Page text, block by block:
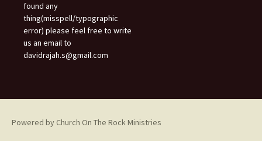
found any
thing(misspell/typographic
error) please feel free to write
us an email to
davidrajah.s@gmail.com
Powered by Church On The Rock Ministries